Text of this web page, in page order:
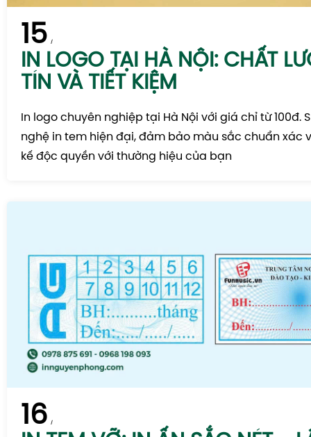
15
IN LOGO TẠI HÀ NỘI: CHẤT
TÍN VÀ TIẾT KIỆM
In logo chuyên nghiệp tại Hà Nội với giá chỉ từ 100đ.
nghệ in tem hiện đại, đảm bảo màu sắc chuẩn xác
kế độc quyền với thường hiệu của bạn
16